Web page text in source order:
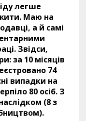
легше
Маю на
а й самі
Звідси,
за 10 місяців
74
випадки на
80 осіб. З
(8 з